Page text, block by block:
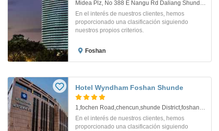
Midea Plz, No 388 E Nangu Rd Daliang Shunde. Foshan
En el interés de nuestros clientes, hemos
proporcionado una clasificación siguiendo
nuestros propios criterios.
Foshan
Hotel Wyndham Foshan Shunde
1,fochen Road,chencun,shunde District,foshan . Foshan
En el interés de nuestros clientes, hemos
proporcionado una clasificación siguiendo